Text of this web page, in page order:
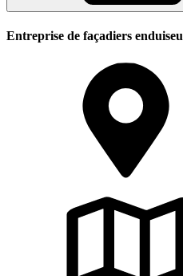
Entreprise de façadiers